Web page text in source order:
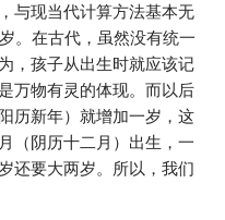
与现当代计算方法基本无
。在古代，虽然没有统一
，孩子从出生时就应该记
万物有灵的体现。而以后
历新年）就增加一岁，这
（阴历十二月）出生，一
还要大两岁。所以，我们